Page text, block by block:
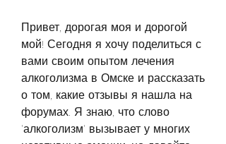
Привет, дорогая моя и дорогой
мой! Сегодня я хочу поделиться с
вами своим опытом лечения
алкоголизма в Омске и рассказать
о том, какие отзывы я нашла на
форумах. Я знаю, что слово
'алкоголизм' вызывает у многих